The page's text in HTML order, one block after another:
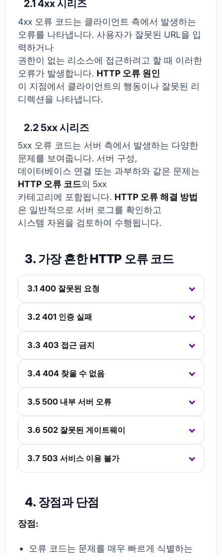
2.1 4xx 시리즈
4xx 오류 코드는 클라이언트 측에서 발생하는
오류를 나타냅니다. 사용자가 잘못된 URL을 입
력하거나
권한이 없는 리소스에 접근하려고 할 때 이러한
오류가 발생합니다. HTTP 오류 원인
이 지점에서 클라이언트의 행동이나 잘못된 리
디렉션을 나타냅니다.
2.2 5xx 시리즈
5xx 오류 코드는 서버 측에서 발생하는 다양한
문제를 보여줍니다. 서버 구성,
데이터베이스 연결 또는 과부하와 같은 문제는
HTTP 오류 코드의 5xx
카테고리에 포함됩니다. HTTP 오류 해결 방법
은 일반적으로 서버 로그를 확인하고
시스템 자원을 검토하여 수행됩니다.
3. 가장 흔한 HTTP 오류 코드
3.1 400 잘못된 요청
3.2 401 인증 실패
3.3 403 접근 금지
3.4 404 찾을 수 없음
3.5 500 내부 서버 오류
3.6 502 잘못된 게이트웨이
3.7 503 서비스 이용 불가
4. 장점과 단점
장점:
오류 코드는 문제를 매우 빠르게 식별하는